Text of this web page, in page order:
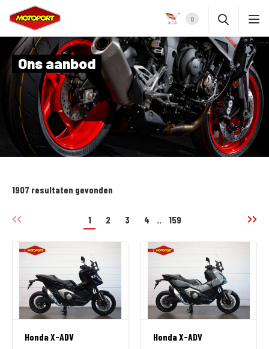
0
Ons aanbod
1907 resultaten gevonden
1 2 3 4 .. 159
HondaX-ADV
HondaX-ADV